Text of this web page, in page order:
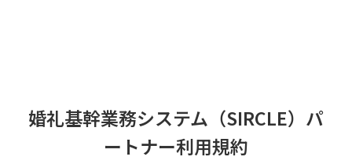
婚礼基幹業務システム（SIRCLE）パ
ートナー利用規約